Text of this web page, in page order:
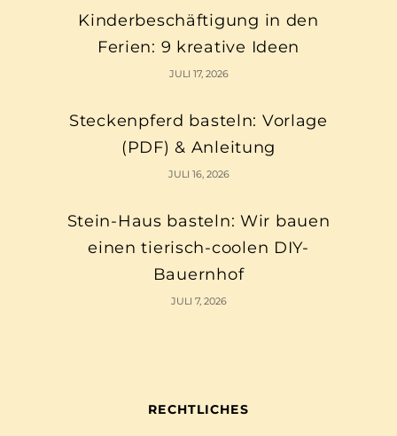
Kinderbeschäftigung in den
Ferien: 9 kreative Ideen
JULI 17, 2026
Steckenpferd basteln: Vorlage
(PDF) & Anleitung
JULI 16, 2026
Stein-Haus basteln: Wir bauen
einen tierisch-coolen DIY-
Bauernhof
JULI 7, 2026
RECHTLICHES